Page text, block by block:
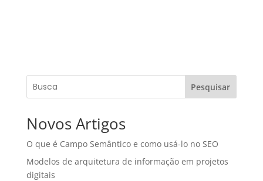
Pesquisar
Novos Artigos
O que é Campo Semântico e como usá-lo no SEO
Modelos de arquitetura de informação em projetos
digitais